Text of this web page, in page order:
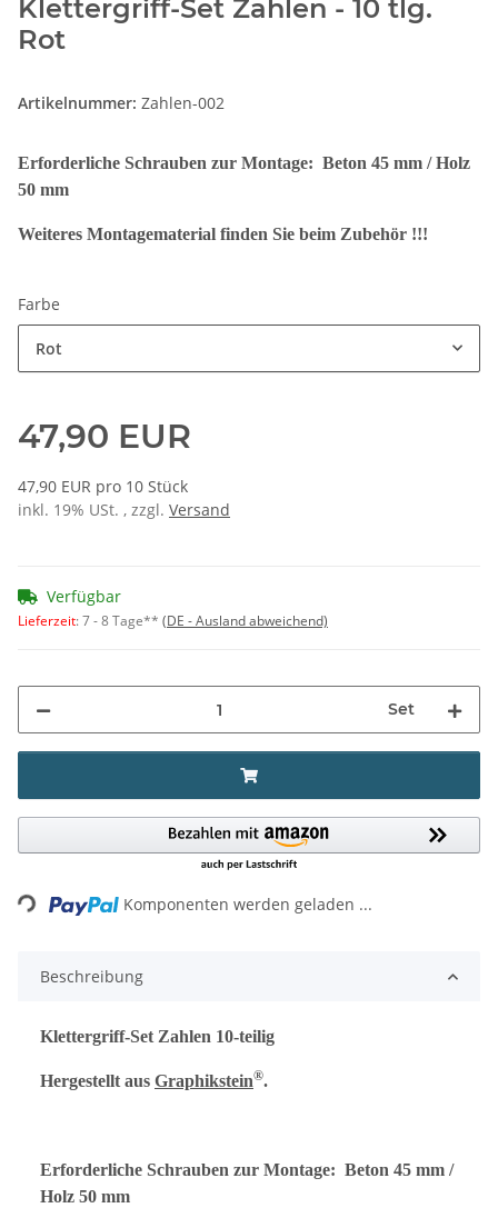
Klettergriff-Set Zahlen - 10 tlg.
Rot
Artikelnummer: Zahlen-002
Erforderliche Schrauben zur Montage: Beton 45 mm / Holz
50 mm
Weiteres Montagematerial finden Sie beim Zubehör !!!
Farbe
Rot
47,90 EUR
47,90 EUR pro 10 Stück
inkl. 19% USt. , zzgl. Versand
Verfügbar
Lieferzeit:7 - 8 Tage** (DE - Ausland abweichend)
Set
Loading... Komponenten werden geladen ...
Beschreibung
Klettergriff-Set Zahlen 10-teilig
Hergestellt aus Graphikstein®.
Erforderliche Schrauben zur Montage: Beton 45 mm /
Holz 50 mm